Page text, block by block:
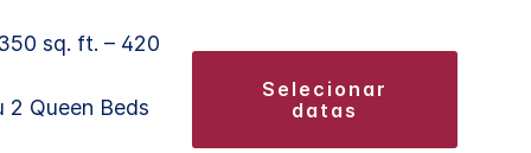
sq. ft. – 420
2 Queen Beds
selecionar
datas